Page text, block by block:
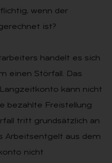
wenn der
ist?
handelt es sich
einen Störfall. Das
kann nicht
bezahlte Freistellung
tritt grundsätzlich an
Arbeitsentgelt aus dem
nicht